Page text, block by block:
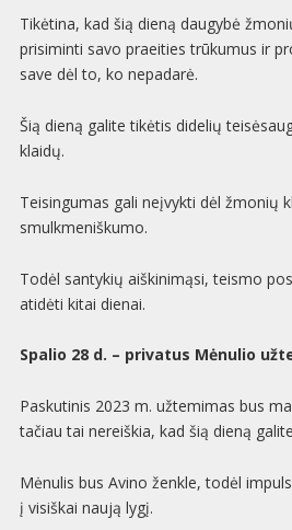
Tikėtina, kad šią dieną daugybė
prisiminti savo praeities trūkumus ir
save dėl to, ko nepadarė.
Šią dieną galite tikėtis didelių
klaidų.
Teisingumas gali neįvykti dėl žmonių
smulkmeniškumo.
Todėl santykių aiškinimąsi, teismo
atidėti kitai dienai.
Spalio 28 d. – privatus Mėnulio
Paskutinis 2023 m. užtemimas bus
tačiau tai nereiškia, kad šią dieną
Mėnulis bus Avino ženkle, todėl
į visiškai naują lygį.